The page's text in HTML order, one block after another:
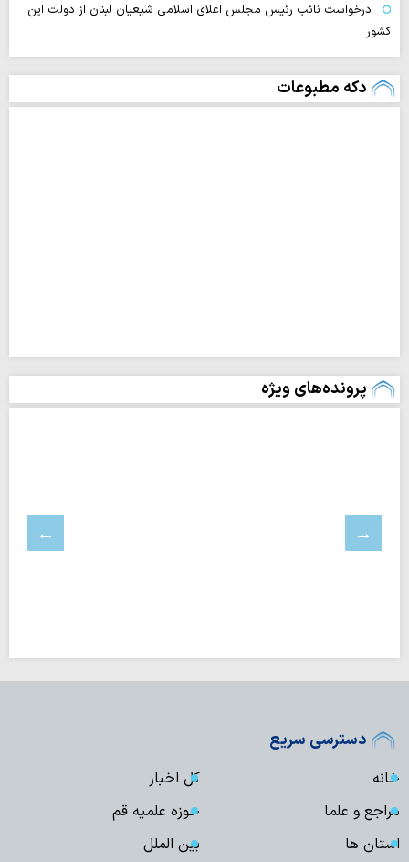
درخواست نائب رئیس مجلس اعلای اسلامی شیعیان لبنان از دولت این
کشور
دکه مطبوعات
پرونده‌های ویژه
دسترسی سریع
خانه
کل اخبار
مراجع و علما
حوزه علمیه قم
استان ها
بین الملل